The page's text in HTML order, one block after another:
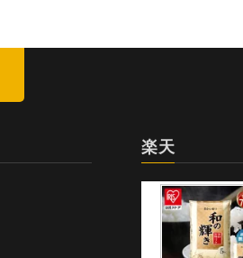
楽天